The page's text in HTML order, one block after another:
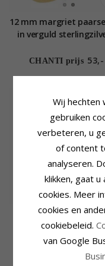
12 mm margriet
in verguld
CHANTI prijs 53,-
Abstract ring in
67,-
Wij hechten
gebruiken
verbeteren, u
of content
analyseren.
klikken, gaat
cookies. Meer
cookies en
cookiebeleid.
van Google